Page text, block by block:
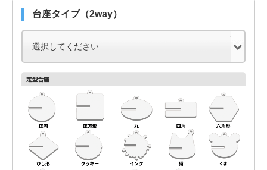
台座タイプ（2way）